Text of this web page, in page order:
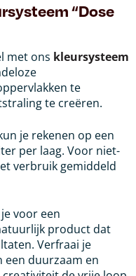
“Dose
met ons kleursysteem
te
te creëren.
je rekenen op een
per laag. Voor niet-
verbruik gemiddeld
voor een
product dat
Verfraai je
een duurzaam en